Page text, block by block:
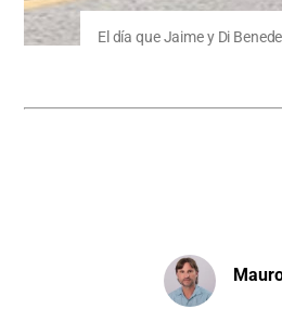
El día que Jaime y Di